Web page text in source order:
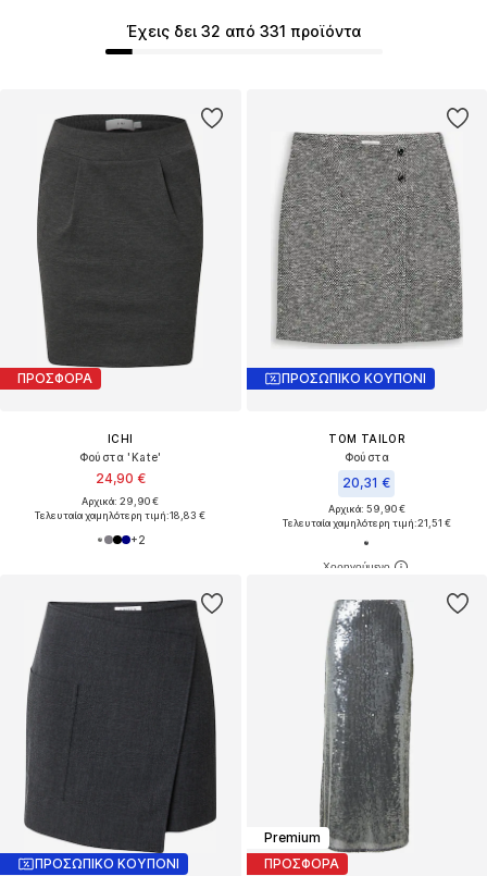
ΠΡΟΣΦΟΡΑ
ICHI
Φούστα 'Kate'
24,90 €
Αρχικά: 29,90 €
Τελευταία χαμηλότερη τιμή:18,83 €
+2
Έχεις δει 32 από 331 προϊόντα
ΠΡΟΣΩΠΙΚΟ ΚΟΥΠΟΝΙ
TOM TAILOR
Φούστα
20,31 €
Αρχικά: 59,90 €
Τελευταία χαμηλότερη τιμή:21,51 €
ΠΡΟΣΩΠΙΚΟ ΚΟΥΠΟΝΙ
Premium
ΠΡΟΣΦΟΡΑ